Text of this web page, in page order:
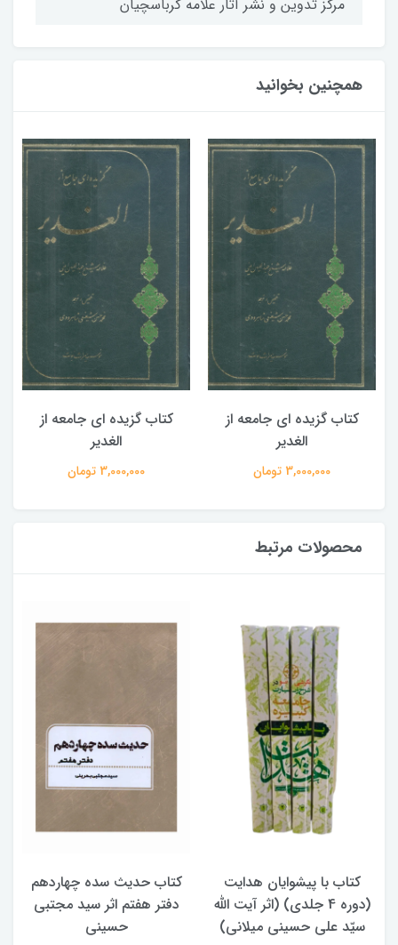
مركز تدوين و نشر آثار علامه كرباسچيان
همچنین بخوانید
کتاب گزیده ای جامعه از
الغدیر
3,000,000 تومان
کتاب گزیده ای جامعه از
الغدیر
3,000,000 تومان
محصولات مرتبط
کتاب حدیث سده چهاردهم
دفتر هفتم اثر سید مجتبی
حسینی
کتاب آفاق الولایه فی فقه
الامامه (2 جلدی)
950,000 تومان